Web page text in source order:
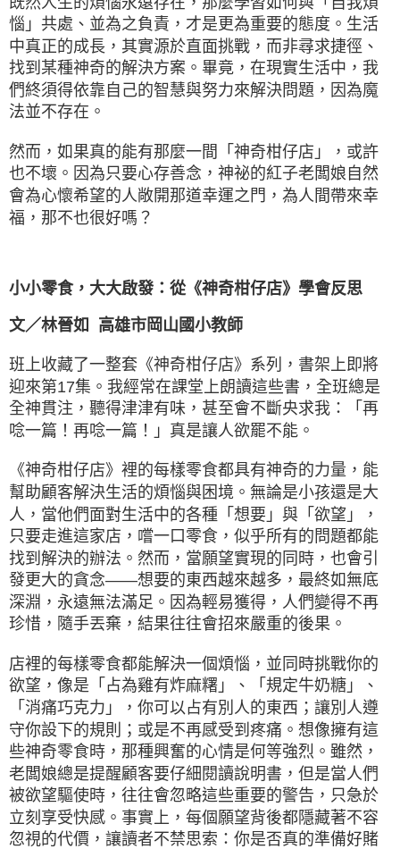
惱」共處、並為之負責，才是更為重要的態度。生活
中真正的成長，其實源於直面挑戰，而非尋求捷徑、
找到某種神奇的解決方案。畢竟，在現實生活中，我
們終須得依靠自己的智慧與努力來解決問題，因為魔
法並不存在。
然而，如果真的能有那麼一間「神奇柑仔店」，或許
也不壞。因為只要心存善念，神祕的紅子老闆娘自然
會為心懷希望的人敞開那道幸運之門，為人間帶來幸
福，那不也很好嗎？
小小零食，大大啟發：從《神奇柑仔店》學會反思
文／林晉如 高雄市岡山國小教師
班上收藏了一整套《神奇柑仔店》系列，書架上即將
迎來第17集。我經常在課堂上朗讀這些書，全班總是
全神貫注，聽得津津有味，甚至會不斷央求我：「再
唸一篇！再唸一篇！」真是讓人欲罷不能。
《神奇柑仔店》裡的每樣零食都具有神奇的力量，能
幫助顧客解決生活的煩惱與困境。無論是小孩還是大
人，當他們面對生活中的各種「想要」與「欲望」，
只要走進這家店，嚐一口零食，似乎所有的問題都能
找到解決的辦法。然而，當願望實現的同時，也會引
發更大的貪念——想要的東西越來越多，最終如無底
深淵，永遠無法滿足。因為輕易獲得，人們變得不再
珍惜，隨手丟棄，結果往往會招來嚴重的後果。
店裡的每樣零食都能解決一個煩惱，並同時挑戰你的
欲望，像是「占為雞有炸麻糬」、「規定牛奶糖」、
「消痛巧克力」，你可以占有別人的東西；讓別人遵
守你設下的規則；或是不再感受到疼痛。想像擁有這
些神奇零食時，那種興奮的心情是何等強烈。雖然，
老闆娘總是提醒顧客要仔細閱讀說明書，但是當人們
被欲望驅使時，往往會忽略這些重要的警告，只急於
立刻享受快感。事實上，每個願望背後都隱藏著不容
忽視的代價，讓讀者不禁思索：你是否真的準備好賭